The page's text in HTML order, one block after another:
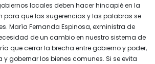
locales deben hacer hincapié en la
para que las sugerencias y las palabras se
María Fernanda Espinosa, exministra de
de un cambio en nuestro sistema de
que cerrar la brecha entre gobierno y poder,
gobernar los bienes comunes. Si se evita